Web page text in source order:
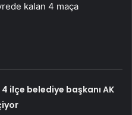
kalan 4 maça
ilçe belediye başkanı AK